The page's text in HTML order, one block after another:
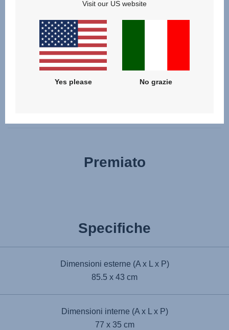
silenziosamente grazie ad un magnete, anziché un
rumoroso velcro. Puoi anche sollevare il tuo bebè
delicatamente, grazie ad un coprigambe con cerniera che
non deve essere rimosso completamente. Oppure puoi
sollevare l'intera navicella leggera senza problemi grazie
quando hai una sola mano libera.
Premiato
Specifiche
Dimensioni esterne (A x L x P)
85.5 x 43 cm
Dimensioni interne (A x L x P)
77 x 35 cm
Visit our US website
Yes please No grazie